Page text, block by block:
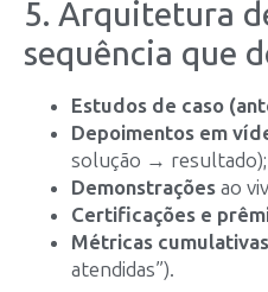
5. Arquitetura
sequência que
Estudos de caso
Depoimentos em
solução → resultado);
Demonstrações ao
Certificações e
Métricas cumulativas
atendidas”).